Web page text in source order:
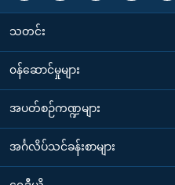
သတင်း
၀န်ဆောင်မှုများ
အပတ်စဉ်ကဏ္ဍများ
အင်္ဂလိပ်သင်ခန်းစာများ